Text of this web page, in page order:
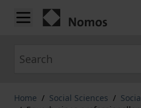
Skip to Content
Home / Social Sciences /